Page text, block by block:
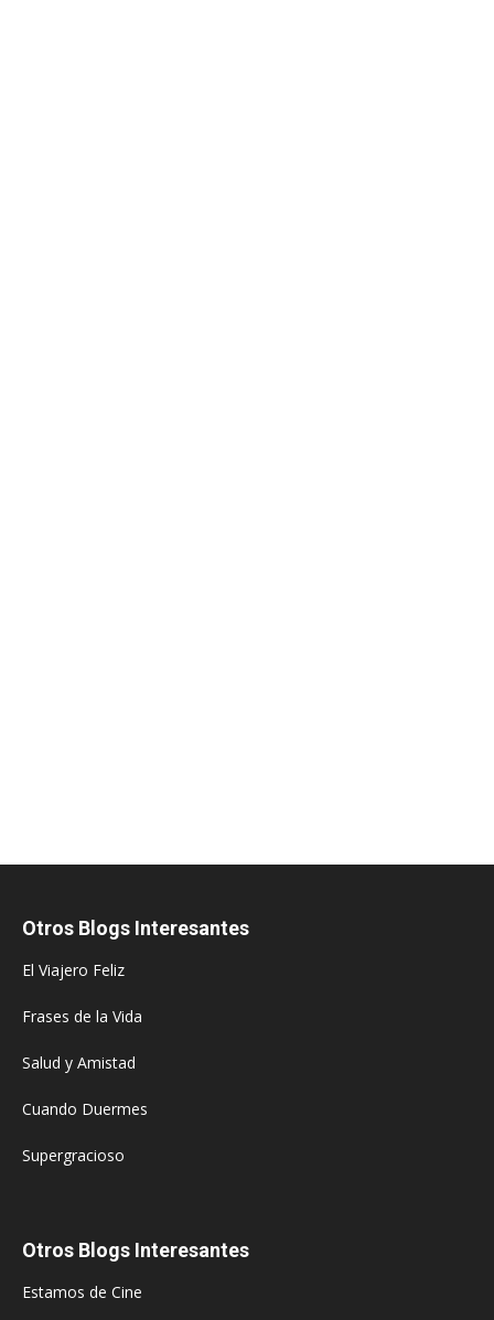
Otros Blogs Interesantes
El Viajero Feliz
Frases de la Vida
Salud y Amistad
Cuando Duermes
Supergracioso
Otros Blogs Interesantes
Estamos de Cine